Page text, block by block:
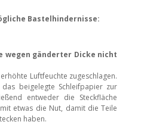
Bastelhindernisse:
wegen gänderter Dicke nicht
Luftfeuchte zugeschlagen.
beigelegte Schleifpapier zur
entweder die Steckfläche
etwas die Nut, damit die Teile
haben.